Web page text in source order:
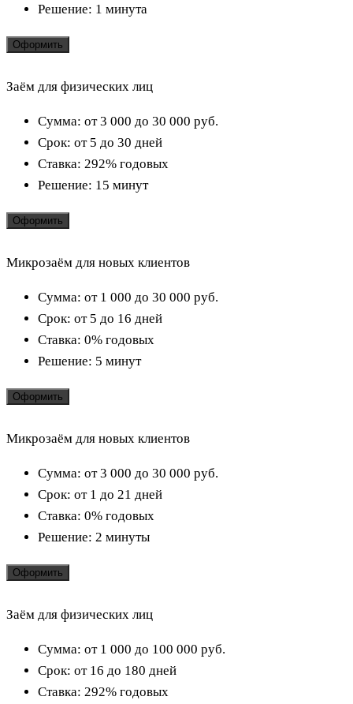
Решение: 1 минута
Оформить
Заём для физических лиц
Сумма: от 3 000 до 30 000 руб.
Срок: от 5 до 30 дней
Ставка: 292% годовых
Решение: 15 минут
Оформить
Микрозаём для новых клиентов
Сумма: от 1 000 до 30 000 руб.
Срок: от 5 до 16 дней
Ставка: 0% годовых
Решение: 5 минут
Оформить
Микрозаём для новых клиентов
Сумма: от 3 000 до 30 000 руб.
Срок: от 1 до 21 дней
Ставка: 0% годовых
Решение: 2 минуты
Оформить
Заём для физических лиц
Сумма: от 1 000 до 100 000 руб.
Срок: от 16 до 180 дней
Ставка: 292% годовых